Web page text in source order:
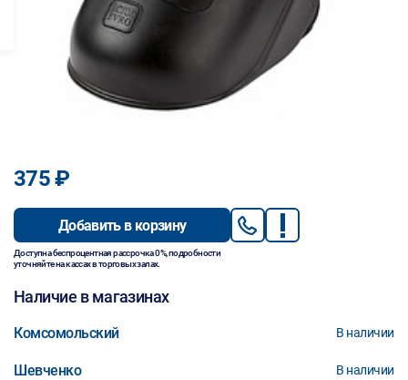
375 ₽
Добавить в корзину
Доступна беспроцентная рассрочка 0%, подробности
уточняйте на кассах в торговых залах.
Наличие в магазинах
Комсомольский В наличии
Шевченко В наличии